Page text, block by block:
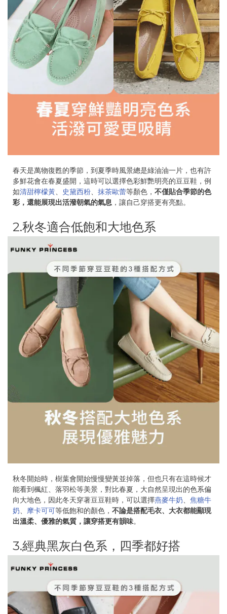
春天是萬物復甦的季節，到夏季時風景總是綠油油一片，也有許
多鮮花會在春夏盛開，這時可以選擇色彩鮮艷明亮的豆豆鞋，例
如清甜檸檬黃、 史黛西粉、 抹茶歐蕾等顏色， 不僅貼合季節的色
彩，還能展現出活潑朝氣的氣息 ，讓自己穿搭更有亮點。
2.秋冬適合低飽和大地色系
秋冬開始時，樹葉會開始慢慢變黃並掉落，但也只有在這時候才
能看到楓紅、落羽松等美景，對比春夏，大自然呈現出的色系偏
向大地色，因此冬天穿著豆豆鞋時，可以選擇燕麥牛奶、 焦糖牛
奶、 摩卡可可等低飽和的顏色， 不論是搭配毛衣、大衣都能顯現
出溫柔、優雅的氣質，讓穿搭更有韻味。
3.經典黑灰白色系，四季都好搭